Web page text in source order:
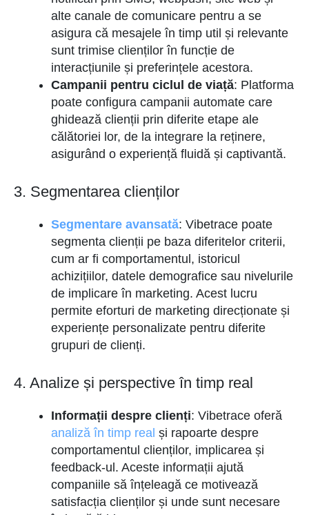
alte canale de comunicare pentru a se
asigura că mesajele în timp util și relevante
sunt trimise clienților în funcție de
interacțiunile și preferințele acestora.
Campanii pentru ciclul de viață: Platforma
poate configura campanii automate care
ghidează clienții prin diferite etape ale
călătoriei lor, de la integrare la reținere,
asigurând o experiență fluidă și captivantă.
3. Segmentarea clienților
Segmentare avansată: Vibetrace poate
segmenta clienții pe baza diferitelor criterii,
cum ar fi comportamentul, istoricul
achizițiilor, datele demografice sau nivelurile
de implicare în marketing. Acest lucru
permite eforturi de marketing direcționate și
experiențe personalizate pentru diferite
grupuri de clienți.
4. Analize și perspective în timp real
Informații despre clienți: Vibetrace oferă
analiză în timp real și rapoarte despre
comportamentul clienților, implicarea și
feedback-ul. Aceste informații ajută
companiile să înțeleagă ce motivează
satisfacția clienților și unde sunt necesare